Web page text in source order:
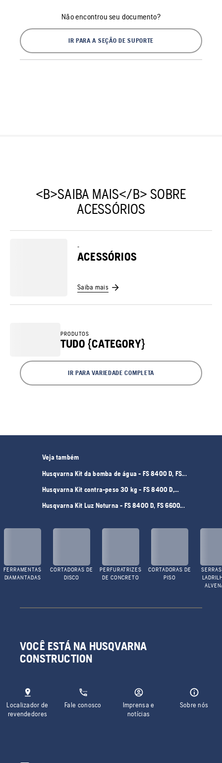
Não encontrou seu documento?
IR PARA A SEÇÃO DE SUPORTE
<B>SAIBA MAIS</B> SOBRE
ACESSÓRIOS
-
ACESSÓRIOS
Saiba mais
PRODUTOS
TUDO {CATEGORY}
IR PARA VARIEDADE COMPLETA
Veja também
Husqvarna Kit da bomba de água - FS 8400 D, FS...
Husqvarna Kit contra-peso 30 kg - FS 8400 D,...
Husqvarna Kit Luz Noturna - FS 8400 D, FS 6600...
FERRAMENTAS
DIAMANTADAS
CORTADORAS DE
DISCO
PERFURATRIZES
DE CONCRETO
CORTADORAS DE
PISO
VOCÊ ESTÁ NA HUSQVARNA
CONSTRUCTION
Localizador de
revendedores
Fale conosco
Imprensa e
notícias
Sobre nós